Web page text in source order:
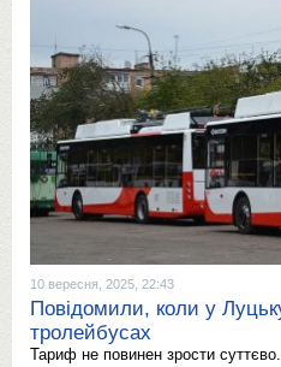
10 вересня, 2025, 22:43
Повідомили, коли у
тролейбусах
Тариф не повинен зрости суттєво.